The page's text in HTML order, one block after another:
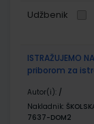
Udžbenik
ISTRAŽUJEMO
priborom za
Autor(i): /
Nakladnik:
7637-DOM2